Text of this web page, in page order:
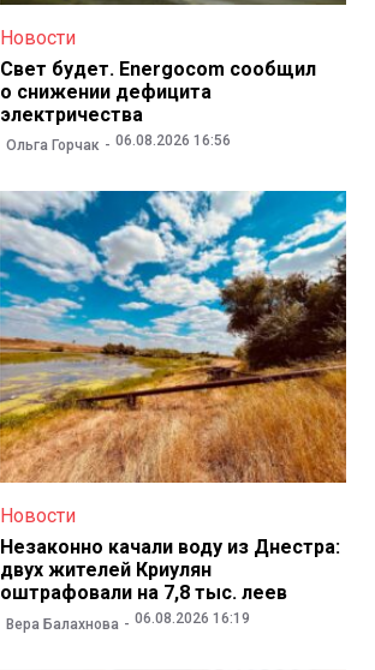
Новости
Свет будет. Energocom сообщил
о снижении дефицита
электричества
Ольга Горчак 06.08.2026 16:56
Новости
Незаконно качали воду из Днестра:
двух жителей Криулян
оштрафовали на 7,8 тыс. леев
Вера Балахнова 06.08.2026 16:19